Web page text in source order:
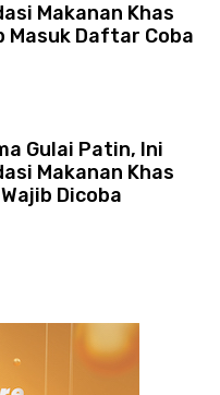
Makanan Khas
Masuk Daftar Coba
Gulai Patin, Ini
Makanan Khas
Dicoba